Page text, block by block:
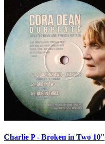
Charlie P - Broken in Two 10''